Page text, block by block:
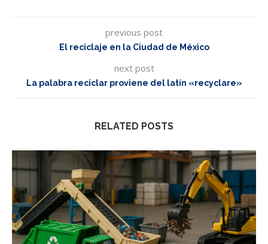
previous post
El reciclaje en la Ciudad de México
next post
La palabra reciclar proviene del latín «recyclare»
RELATED POSTS